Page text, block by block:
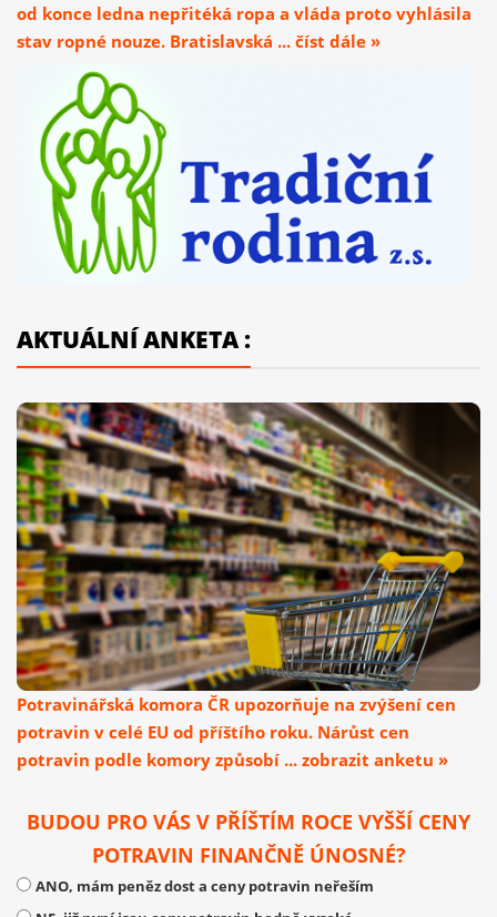
od konce ledna nepřitéká ropa a vláda proto vyhlásila
stav ropné nouze. Bratislavská ... číst dále »
AKTUÁLNÍ ANKETA :
Potravinářská komora ČR upozorňuje na zvýšení cen
potravin v celé EU od příštího roku. Nárůst cen
potravin podle komory způsobí ... zobrazit anketu »
BUDOU PRO VÁS V PŘÍŠTÍM ROCE VYŠŠÍ CENY
POTRAVIN FINANČNĚ ÚNOSNÉ?
ANO, mám peněz dost a ceny potravin neřeším